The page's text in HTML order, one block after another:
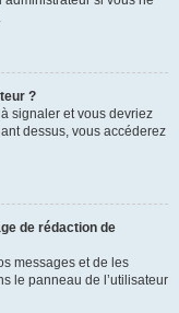
?
signaler et vous devriez
dessus, vous accéderez
de rédaction de
messages et de les
le panneau de l’utilisateur